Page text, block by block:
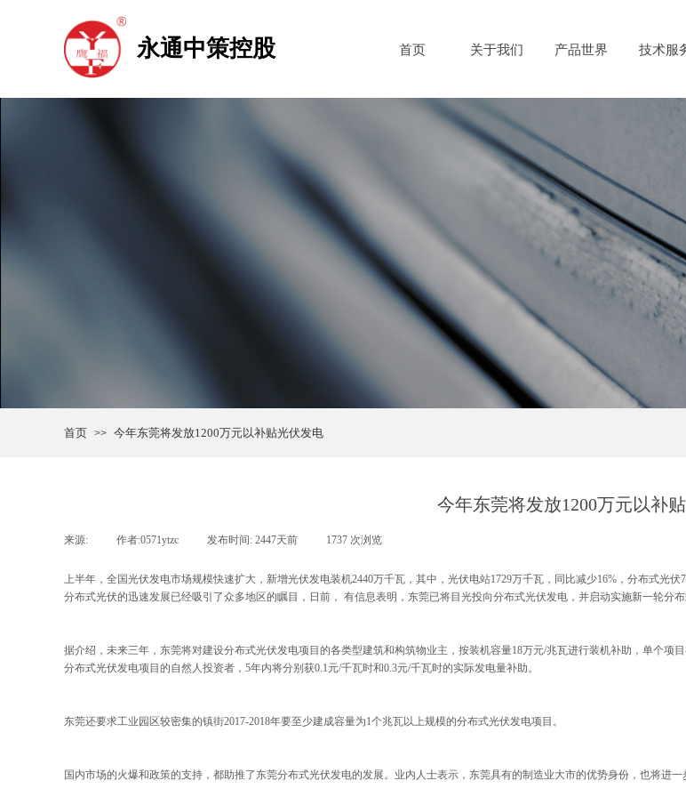
首页 关于我们 产品世界 技术服
永通中策控股
首页 >> 今年东莞将发放1200万元以补贴光伏发电
今年东莞将发放1200万元以补
来源: 作者:0571ytzc 发布时间: 2447天前 1737 次浏览
上半年，全国光伏发电市场规模快速扩大，新增光伏发电装机2440万千瓦，其中，光伏电站1729万千瓦，同比减少16%，分布式光伏
分布式光伏的迅速发展已经吸引了众多地区的瞩目，日前， 有信息表明，东莞已将目光投向分布式光伏发电，并启动实施新一轮分
据介绍，未来三年，东莞将对建设分布式光伏发电项目的各类型建筑和构筑物业主，按装机容量18万元/兆瓦进行装机补助，单个
分布式光伏发电项目的自然人投资者，5年内将分别获0.1元/千瓦时和0.3元/千瓦时的实际发电量补助。
东莞还要求工业园区较密集的镇街2017-2018年要至少建成容量为1个兆瓦以上规模的分布式光伏发电项目。
国内市场的火爆和政策的支持，都助推了东莞分布式光伏发电的发展。业内人士表示，东莞具有的制造业大市的优势身份，也将进一